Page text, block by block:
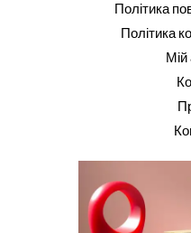
Політика
Політика
Мій